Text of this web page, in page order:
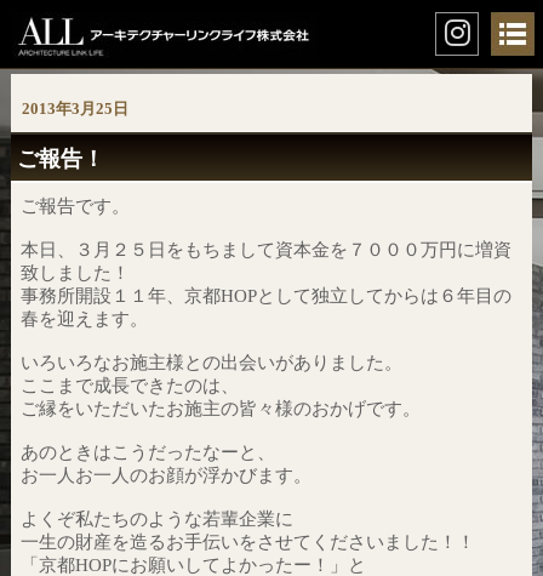
2013年3月25日
ご報告！
ご報告です。
本日、３月２５日をもちまして資本金を７０００万円に増資
致しました！
事務所開設１１年、京都HOPとして独立してからは６年目の
春を迎えます。
いろいろなお施主様との出会いがありました。
ここまで成長できたのは、
ご縁をいただいたお施主の皆々様のおかげです。
あのときはこうだったなーと、
お一人お一人のお顔が浮かびます。
よくぞ私たちのような若輩企業に
一生の財産を造るお手伝いをさせてくださいました！！
「京都HOPにお願いしてよかったー！」と